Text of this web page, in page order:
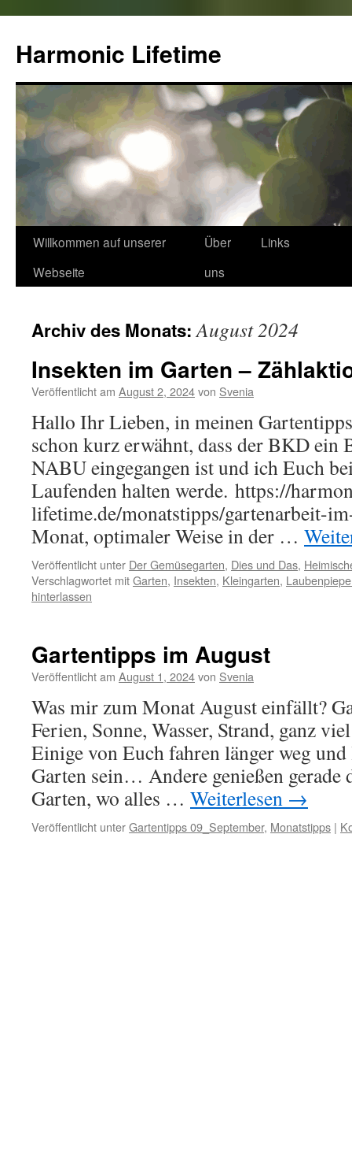
springen
Harmonic Lifetime
Willkommen auf unserer
Webseite
Über
uns
Links
Archiv des Monats:August 2024
Insekten im Garten –
Veröffentlicht am August 2, 2024von Svenia
Hallo Ihr Lieben, in meinen
schon kurz erwähnt, dass der BKD ein
NABU eingegangen ist und ich Euch
Laufenden halten werde. https://
lifetime.de/monatstipps/gartenarbeit-
Monat, optimaler Weise in der …
Veröffentlicht unter Der Gemüsegarten, Dies und Das,
Verschlagwortet mitGarten, Insekten, Kleingarten,
hinterlassen
Gartentipps im August
Veröffentlicht am August 1, 2024von Svenia
Was mir zum Monat August einfällt?
Ferien, Sonne, Wasser, Strand, ganz
Einige von Euch fahren länger weg
Garten sein… Andere genießen gerade
Garten, wo alles … Weiterlesen →
Veröffentlicht unterGartentipps 09_September, Monatstipps |